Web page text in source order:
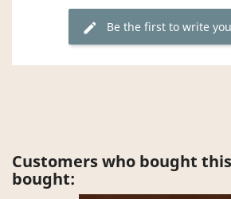
edit Be the first to write
Customers who bought
bought: